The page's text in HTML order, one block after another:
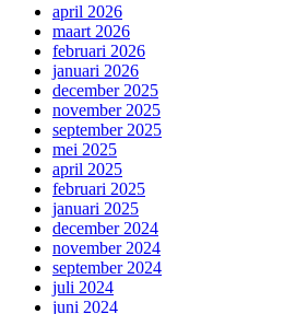
april 2026
maart 2026
februari 2026
januari 2026
december 2025
november 2025
september 2025
mei 2025
april 2025
februari 2025
januari 2025
december 2024
november 2024
september 2024
juli 2024
juni 2024